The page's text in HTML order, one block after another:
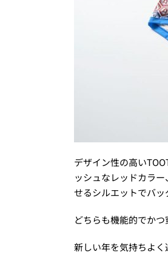
デザイン性の高い
ッシュなレッドカラ
せるシルエットでバッ
どちらも機能的でか
新しい年を気持ちよ